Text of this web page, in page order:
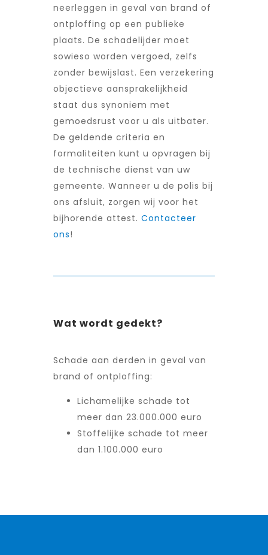
neerleggen in geval van brand of
ontploffing op een publieke
plaats. De schadelijder moet
sowieso worden vergoed, zelfs
zonder bewijslast. Een verzekering
objectieve aansprakelijkheid
staat dus synoniem met
gemoedsrust voor u als uitbater.
De geldende criteria en
formaliteiten kunt u opvragen bij
de technische dienst van uw
gemeente. Wanneer u de polis bij
ons afsluit, zorgen wij voor het
bijhorende attest. Contacteer
ons!
Wat wordt gedekt?
Schade aan derden in geval van
brand of ontploffing:
Lichamelijke schade tot
meer dan 23.000.000 euro
Stoffelijke schade tot meer
dan 1.100.000 euro